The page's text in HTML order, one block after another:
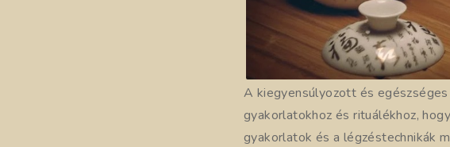
A kiegyensúlyozott és
gyakorlatokhoz és rituálékhoz,
gyakorlatok és a légzéstechnikák